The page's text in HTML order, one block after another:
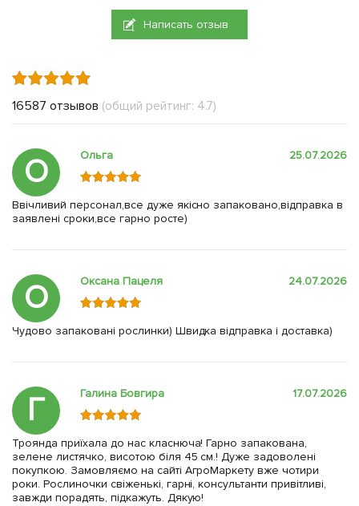
Написать отзыв
16587 отзывов (общий рейтинг: 4.7)
О Ольга 25.07.2026
Ввічливий персонал,все дуже якісно запаковано,відправка в
заявлені сроки,все гарно росте)
О Оксана Пацеля 24.07.2026
Чудово запаковані рослинки) Швидка відправка і доставка)
Г Галина Бовгира 17.07.2026
Троянда приїхала до нас класнюча! Гарно запакована,
зелене листячко, висотою біля 45 см.! Дуже задоволені
покупкою. Замовляємо на сайті АгроМаркету вже чотири
роки. Рослиночки свіженькі, гарні, консультанти привітливі,
завжди порадять, підкажуть. Дякую!